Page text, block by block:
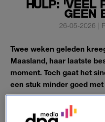
HULP: 'VEEL
GEEN
26-05-2026 |
Twee weken geleden
Maasland, haar laatste
moment. Toch gaat het
een stuk minder goed met
Dat deelt de presentatrice in